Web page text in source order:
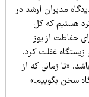
ارشد در
که کل
از یوز
غفلت کرد.
زمانی که از
بگوییم.»